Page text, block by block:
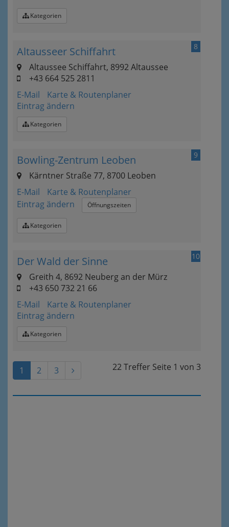
Kategorien
8
Altausseer Schiffahrt
Altaussee Schiffahrt, 8992 Altaussee
+43 664 525 2811
E-Mail
Karte & Routenplaner
Eintrag ändern
Kategorien
9
Bowling-Zentrum Leoben
Kärntner Straße 77, 8700 Leoben
E-Mail
Karte & Routenplaner
Eintrag ändern
Öffnungszeiten
Kategorien
10
Der Wald der Sinne
Greith 4, 8692 Neuberg an der Mürz
+43 650 732 21 66
E-Mail
Karte & Routenplaner
Eintrag ändern
Kategorien
22 Treffer Seite 1 von 3
1 2 3